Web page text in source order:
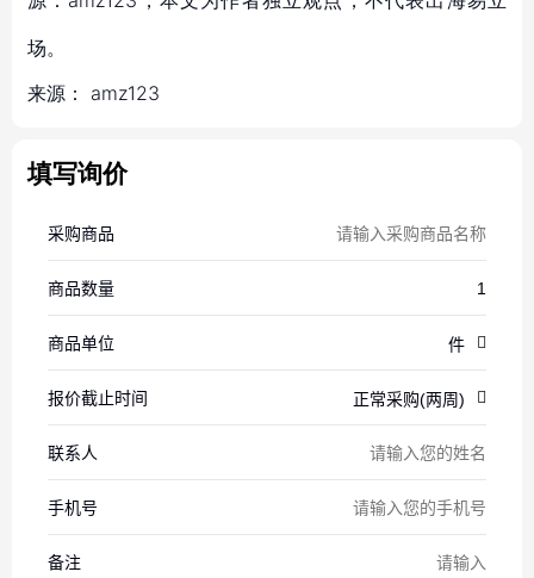
场。
来源： amz123
填写询价